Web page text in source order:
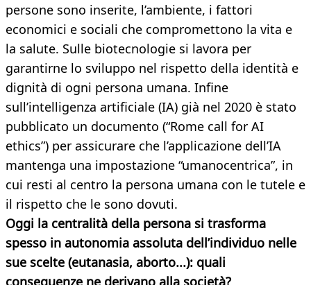
persone sono inserite, l’ambiente, i fattori
economici e sociali che compromettono la vita e
la salute. Sulle biotecnologie si lavora per
garantirne lo sviluppo nel rispetto della identità e
dignità di ogni persona umana. Infine
sull’intelligenza artificiale (IA) già nel 2020 è stato
pubblicato un documento (“Rome call for AI
ethics”) per assicurare che l’applicazione dell’IA
mantenga una impostazione “umanocentrica”, in
cui resti al centro la persona umana con le tutele e
il rispetto che le sono dovuti.
Oggi la centralità della persona si trasforma
spesso in autonomia assoluta dell’individuo nelle
sue scelte (eutanasia, aborto...): quali
conseguenze ne derivano alla società?